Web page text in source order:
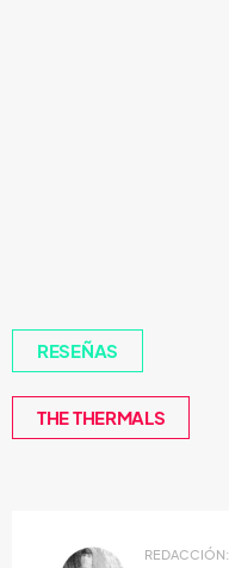
RESEÑAS
THE THERMALS
REDACCIÓN: